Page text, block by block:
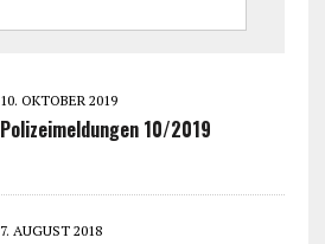
10. OKTOBER 2019
Polizeimeldungen 10/2019
7. AUGUST 2018